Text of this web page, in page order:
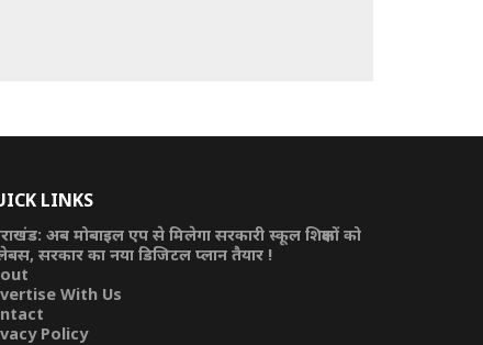
LINKS
अब मोबाइल एप से मिलेगा सरकारी स्कूल शिक्षकों को
सरकार का नया डिजिटल प्लान तैयार !
With Us
Policy